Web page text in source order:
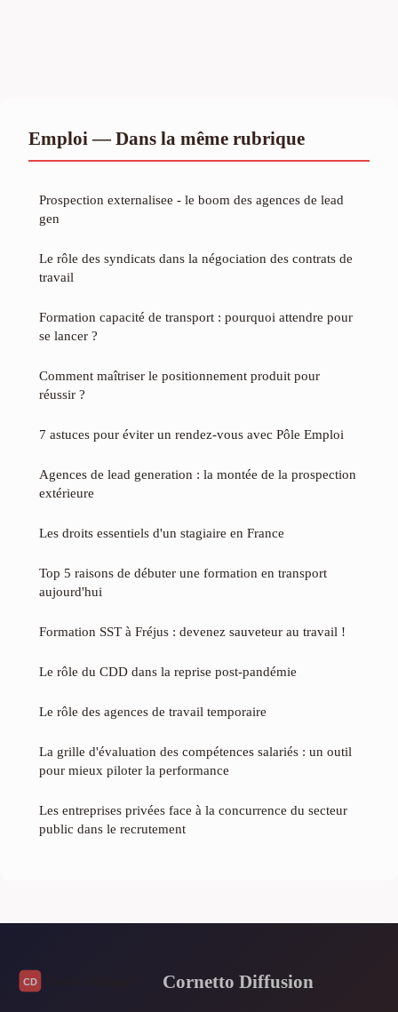
Emploi — Dans la même rubrique
Prospection externalisee - le boom des agences de lead
gen
Le rôle des syndicats dans la négociation des contrats de
travail
Formation capacité de transport : pourquoi attendre pour
se lancer ?
Comment maîtriser le positionnement produit pour
réussir ?
7 astuces pour éviter un rendez-vous avec Pôle Emploi
Agences de lead generation : la montée de la prospection
extérieure
Les droits essentiels d'un stagiaire en France
Top 5 raisons de débuter une formation en transport
aujourd'hui
Formation SST à Fréjus : devenez sauveteur au travail !
Le rôle du CDD dans la reprise post-pandémie
Le rôle des agences de travail temporaire
La grille d'évaluation des compétences salariés : un outil
pour mieux piloter la performance
Les entreprises privées face à la concurrence du secteur
public dans le recrutement
Cornetto Diffusion